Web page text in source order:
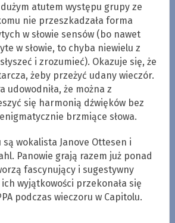
atutem występu grupy ze
nie przeszkadzała forma
w słowie sensów (bo nawet
w słowie, to chyba niewielu z
i zrozumieć). Okazuje się, że
żeby przeżyć udany wieczór.
udowodniła, że można z
się harmonią dźwięków bez
brzmiące słowa.
są wokalista Janove Ottesen i
Panowie grają razem już ponad
fascynujący i sugestywny
wyjątkowości przekonała się
podczas wieczoru w Capitolu.